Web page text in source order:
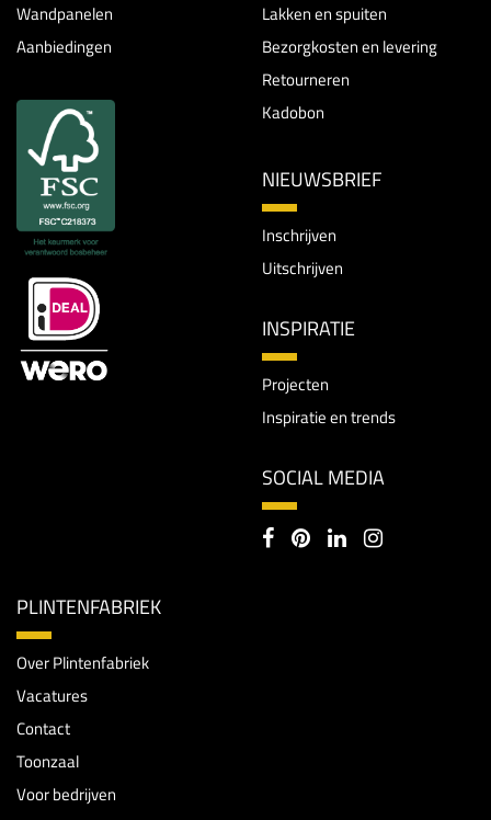
Wandpanelen
Aanbiedingen
Lakken en spuiten
Bezorgkosten en levering
Retourneren
Kadobon
NIEUWSBRIEF
Inschrijven
Uitschrijven
INSPIRATIE
Projecten
Inspiratie en trends
SOCIAL MEDIA
PLINTENFABRIEK
Over Plintenfabriek
Vacatures
Contact
Toonzaal
Voor bedrijven